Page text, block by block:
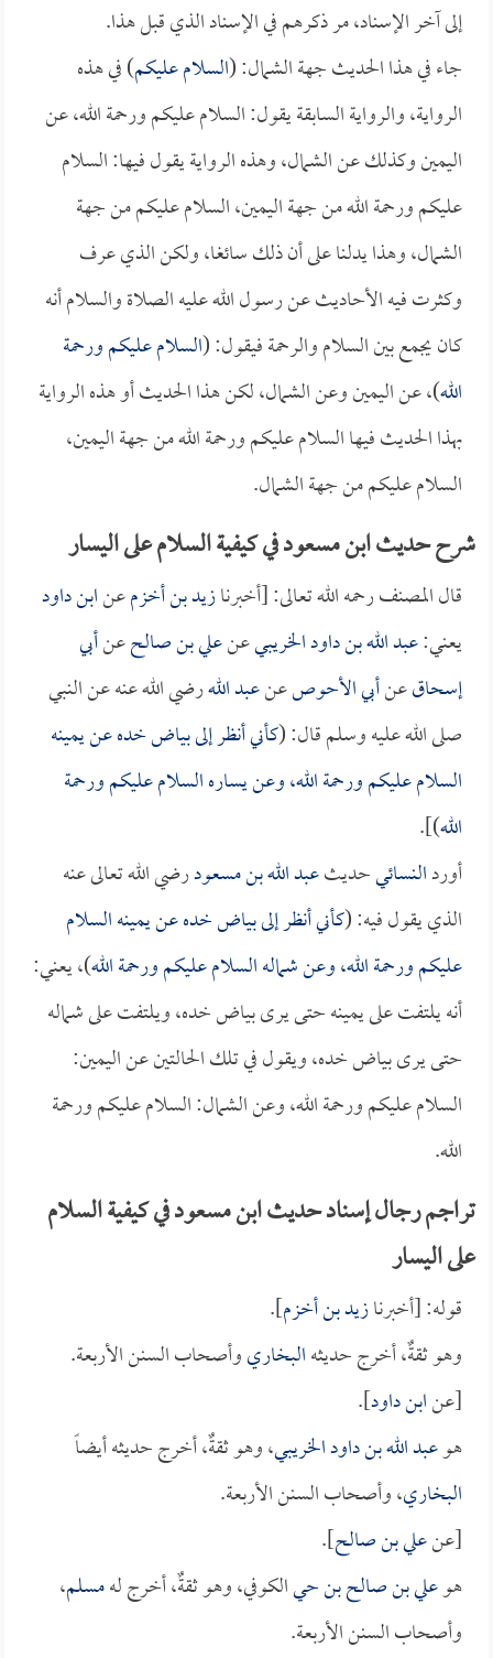
إلى آخر الإسناد، مر ذكرهم في الإسناد الذي قبل هذا.
جاء في هذا الحديث جهة الشمال: (السلام عليكم) في هذه
الرواية، والرواية السابقة يقول: السلام عليكم ورحمة الله، عن
اليمين وكذلك عن الشمال، وهذه الرواية يقول فيها: السلام
عليكم ورحمة الله من جهة اليمين، السلام عليكم من جهة
الشمال، وهذا يدلنا على أن ذلك سائغا، ولكن الذي عرف
وكثرت فيه الأحاديث عن رسول الله عليه الصلاة والسلام أنه
كان يجمع بين السلام والرحمة فيقول: (السلام عليكم ورحمة
الله)، عن اليمين وعن الشمال، لكن هذا الحديث أو هذه الرواية
بهذا الحديث فيها السلام عليكم ورحمة الله من جهة اليمين،
السلام عليكم من جهة الشمال.
شرح حديث ابن مسعود في كيفية السلام على اليسار
قال المصنف رحمه الله تعالى: [أخبرنازيد بن أخزمعنابن داود
يعني:عبد الله بن داود الخريبيعنعلي بن صالحعنأبي
إسحاقعنأبي الأحوصعنعبد اللهرضي الله عنه عن النبي
صلى الله عليه وسلم قال: (كأني أنظر إلى بياض خده عن يمينه
السلام عليكم ورحمة الله، وعن يساره السلام عليكم ورحمة
الله)].
أوردالنسائيحديثعبد الله بن مسعودرضي الله تعالى عنه
الذي يقول فيه: (كأني أنظر إلى بياض خده عن يمينه السلام
عليكم ورحمة الله، وعن شماله السلام عليكم ورحمة الله)، يعني:
أنه يلتفت على يمينه حتى يرى بياض خده، ويلتفت على شماله
حتى يرى بياض خده، ويقول في تلك الحالتين عن اليمين:
السلام عليكم ورحمة الله، وعن الشمال: السلام عليكم ورحمة
الله.
تراجم رجال إسناد حديث ابن مسعود في كيفية السلام
على اليسار
قوله: [أخبرنازيد بن أخزم].
وهو ثقةٌ، أخرج حديثهالبخاريوأصحاب السنن الأربعة.
[عنابن داود].
هوعبد الله بن داود الخريبي، وهو ثقةٌ، أخرج حديثه أيضاً
البخاري، وأصحاب السنن الأربعة.
[عنعلي بن صالح].
هوعلي بن صالح بن حيالكوفي، وهو ثقةٌ، أخرج لهمسلم،
وأصحاب السنن الأربعة.